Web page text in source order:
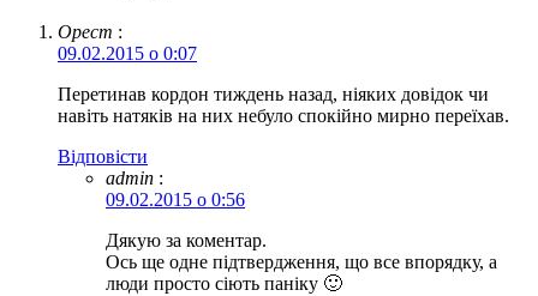
Орест :
09.02.2015 о 0:07
Перетинав кордон тиждень назад, ніяких довідок чи
навіть натяків на них небуло спокійно мирно переїхав.
Відповіcти
admin :
09.02.2015 о 0:56
Дякую за коментар.
Ось ще одне підтвердження, що все впорядку, а
люди просто сіють паніку 🙂